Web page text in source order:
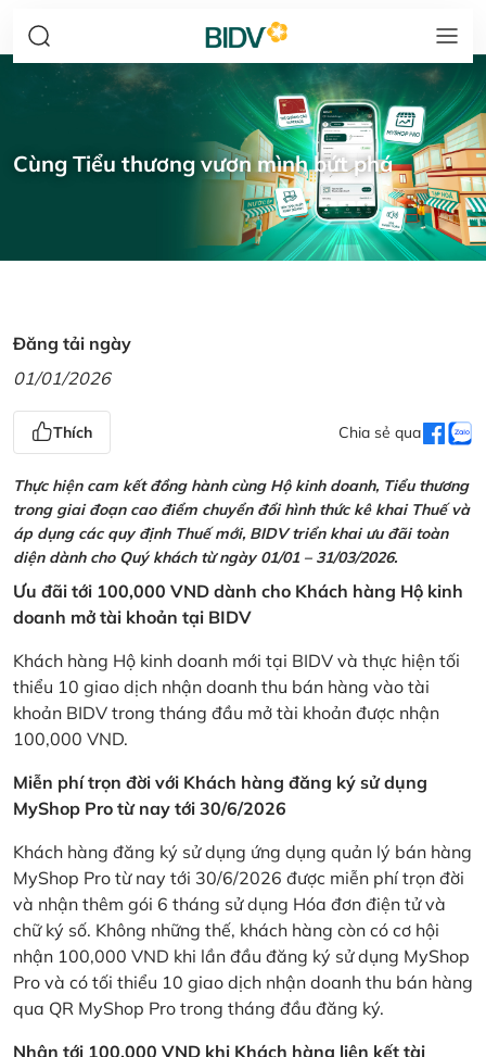
Cùng Tiểu thương vươn mình bứt phá
Đăng tải ngày
01/01/2026
Thích Chia sẻ qua
Thực hiện cam kết đồng hành cùng Hộ kinh doanh, Tiểu thương
trong giai đoạn cao điểm chuyển đổi hình thức kê khai Thuế và
áp dụng các quy định Thuế mới, BIDV triển khai ưu đãi toàn
diện dành cho Quý khách từ ngày 01/01 – 31/03/2026.
Ưu đãi tới 100,000 VND dành cho Khách hàng Hộ kinh
doanh mở tài khoản tại BIDV
Khách hàng Hộ kinh doanh mới tại BIDV và thực hiện tối
thiểu 10 giao dịch nhận doanh thu bán hàng vào tài
khoản BIDV trong tháng đầu mở tài khoản được nhận
100,000 VND.
Miễn phí trọn đời với Khách hàng đăng ký sử dụng
MyShop Pro từ nay tới 30/6/2026
Khách hàng đăng ký sử dụng ứng dụng quản lý bán hàng
MyShop Pro từ nay tới 30/6/2026 được miễn phí trọn đời
và nhận thêm gói 6 tháng sử dụng Hóa đơn điện tử và
chữ ký số. Không những thế, khách hàng còn có cơ hội
nhận 100,000 VND khi lần đầu đăng ký sử dụng MyShop
Pro và có tối thiểu 10 giao dịch nhận doanh thu bán hàng
qua QR MyShop Pro trong tháng đầu đăng ký.
Nhận tới 100,000 VND khi Khách hàng liên kết tài